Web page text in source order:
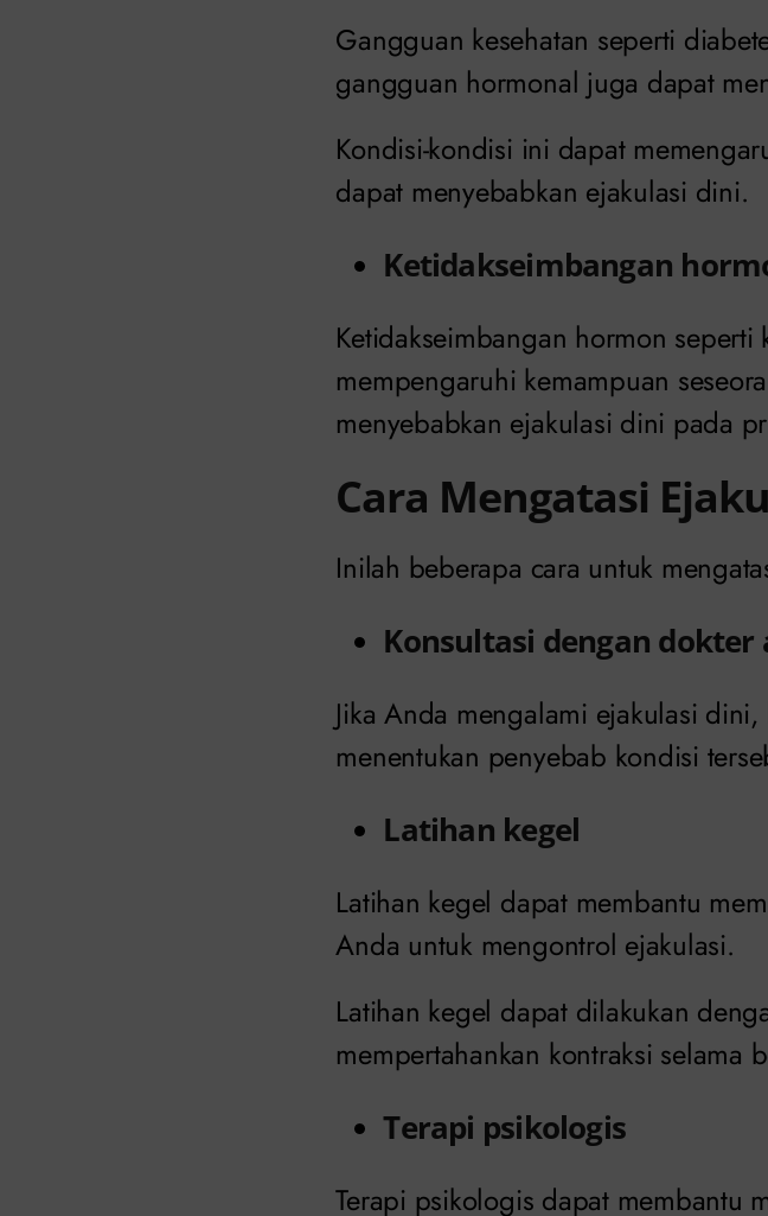
Gangguan kesehatan seperti
gangguan hormonal juga dapat
Kondisi-kondisi ini dapat
dapat menyebabkan ejakulasi dini.
Ketidakseimbangan
Ketidakseimbangan hormon
mempengaruhi kemampuan
menyebabkan ejakulasi dini pada
Cara Mengatasi
Inilah beberapa cara untuk
Konsultasi dengan dokter
Jika Anda mengalami ejakulasi
menentukan penyebab kondisi
Latihan kegel
Latihan kegel dapat membantu
Anda untuk mengontrol ejakulasi.
Latihan kegel dapat dilakukan
mempertahankan kontraksi selama
Terapi psikologis
Terapi psikologis dapat membantu